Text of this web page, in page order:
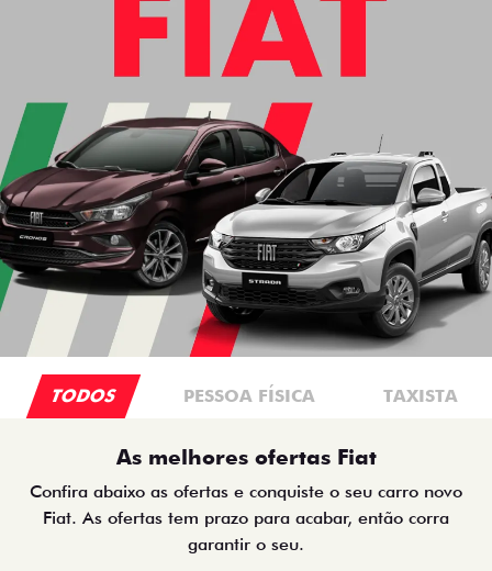
TODOS PESSOA FÍSICA TAXISTA
As melhores ofertas Fiat
Confira abaixo as ofertas e conquiste o seu carro novo
Fiat. As ofertas tem prazo para acabar, então corra
garantir o seu.